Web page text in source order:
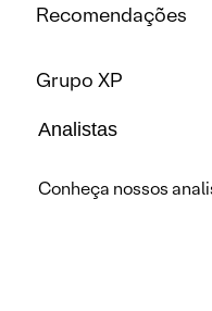
Recomendações
Grupo XP
Analistas
Conheça nossos